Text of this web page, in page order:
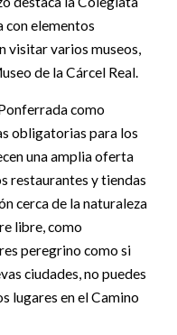
con elementos
visitar varios museos,
de la Cárcel Real.
como
obligatorias para los
una amplia oferta
restaurantes y tiendas
cerca de la naturaleza
libre, como
peregrino como si
ciudades, no puedes
lugares en el Camino